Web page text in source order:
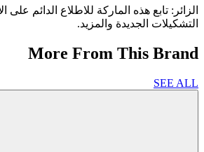
الزائر: تابع هذه الماركة للاطلاع الدائم على
التشكيلات الجديدة والمزيد.
More From This Brand
SEE ALL